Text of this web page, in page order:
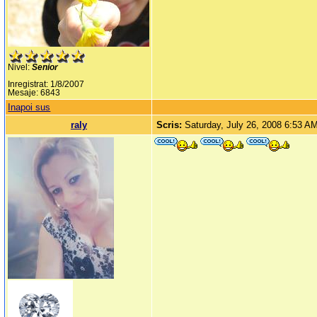
Nivel:Senior
Inregistrat: 1/8/2007
Mesaje: 6843
Inapoi sus
raly
Scris:Saturday, July 26, 2008 6:53